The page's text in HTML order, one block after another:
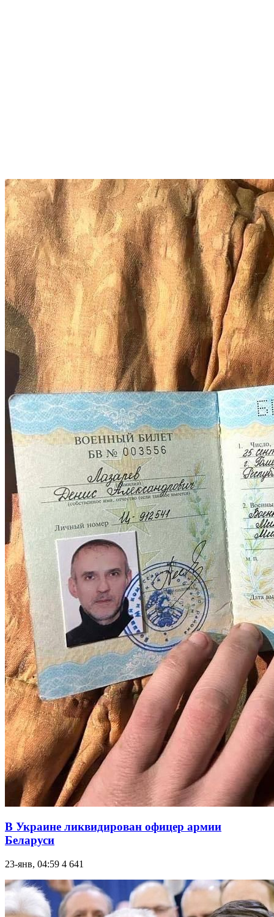
В Украине ликвидирован офицер армии
Беларуси
23-янв, 04:59 4 641